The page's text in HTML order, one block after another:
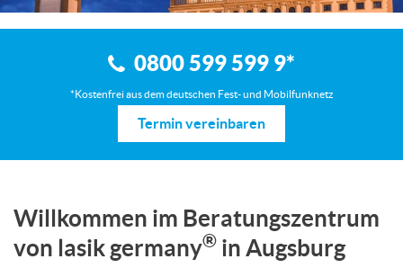
0800 599 599 9*
*Kostenfrei aus dem deutschen Fest- und Mobilfunknetz
Termin vereinbaren
Willkommen im Beratungszentrum
von lasik germany® in Augsburg